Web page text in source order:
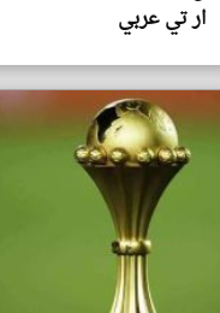
ار تي عربي